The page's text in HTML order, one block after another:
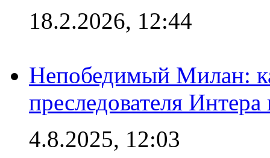
18.2.2026, 12:44
Непобедимый Милан:
преследователя
4.8.2025, 12:03